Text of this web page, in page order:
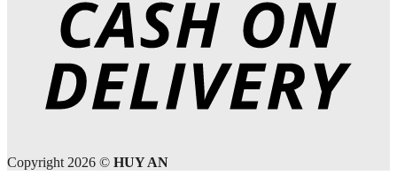
Copyright 2026 © HUY AN